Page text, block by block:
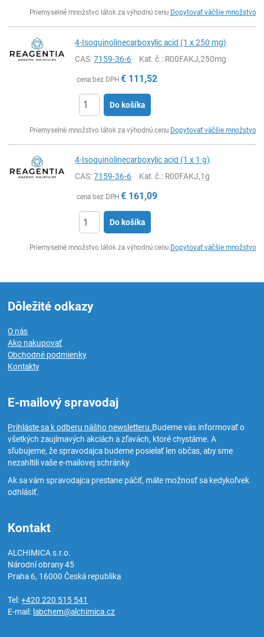
Priemyselné množstvo látok za výhodnú cenu Dopytovať väčšie množstvo
4-Isoquinolinecarboxylic acid (1 x 250 mg)
CAS:7159-36-6 Kat. č.: R00FAKJ,250mg
cena bez DPH € 111,52
Do košíka
Priemyselné množstvo látok za výhodnú cenu Dopytovať väčšie množstvo
4-Isoquinolinecarboxylic acid (1 x 1 g)
CAS:7159-36-6 Kat. č.: R00FAKJ,1g
cena bez DPH € 161,09
Do košíka
Priemyselné množstvo látok za výhodnú cenu Dopytovať väčšie množstvo
Dôležité odkazy
O nás
Ako nakupovať
Obchodné podmienky
Kontakty
E-mailový spravodaj
Prihláste sa k odberu nášho newsletteru.Budeme vás informovať o
všetkých zaujímavých akciách a zľavách, ktoré chystáme. A
sľubujeme, že spravodajca budeme posielať len občas, aby sme
nezahltili vaše e-mailovej schránky.
Ak sa vám spravodajca prestane páčiť, máte možnosť sa kedykoľvek
odhlásiť.
Kontakt
ALCHIMICA s.r.o.
Národní obrany 45
Praha 6, 16000Česká republika
Tel:+420 220 515 541
E-mail: labchem@alchimica.cz